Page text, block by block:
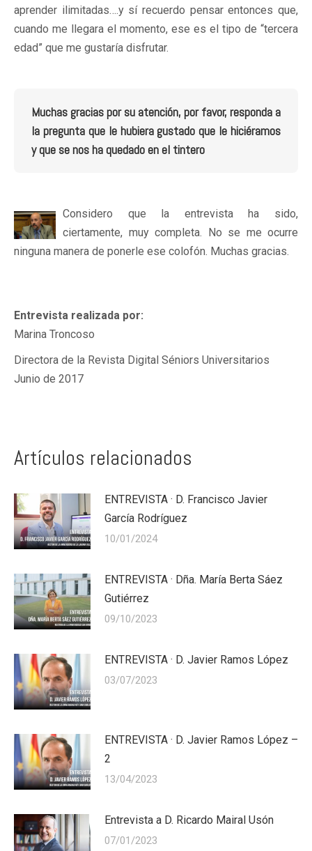
aprender ilimitadas….y sí recuerdo pensar entonces que,
cuando me llegara el momento, ese es el tipo de “tercera
edad” que me gustaría disfrutar.
Muchas gracias por su atención, por favor, responda a
la pregunta que le hubiera gustado que le hiciéramos
y que se nos ha quedado en el tintero
Considero que la entrevista ha sido,
ciertamente, muy completa. No se me ocurre
ninguna manera de ponerle ese colofón. Muchas gracias.
Entrevista realizada por:
Marina Troncoso
Directora de la Revista Digital Séniors Universitarios
Junio de 2017
Artículos relacionados
ENTREVISTA · D. Francisco Javier
García Rodríguez
10/01/2024
ENTREVISTA · Dña. María Berta Sáez
Gutiérrez
09/10/2023
ENTREVISTA · D. Javier Ramos López
03/07/2023
ENTREVISTA · D. Javier Ramos López –
2
13/04/2023
Entrevista a D. Ricardo Mairal Usón
07/01/2023